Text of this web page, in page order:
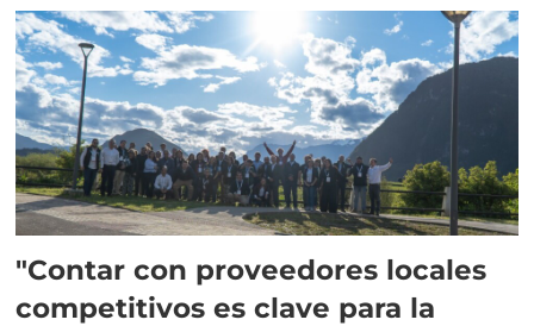
"Contar con proveedores locales
competitivos es clave para la